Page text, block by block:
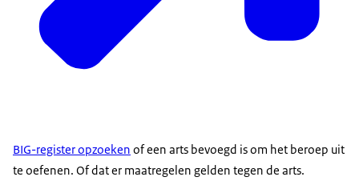
BIG-register opzoeken of een arts bevoegd is om het beroep uit
te oefenen. Of dat er maatregelen gelden tegen de arts.